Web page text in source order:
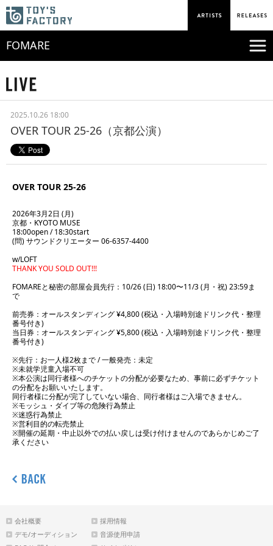
FOMARE
2025.10.26 18:00
OVER TOUR 25-26（京都公演）
OVER TOUR 25-26
2026年3月2日 (月)
京都・KYOTO MUSE
18:00open / 18:30start
(問) サウンドクリエーター 06-6357-4400
w/LOFT
THANK YOU SOLD OUT!!!
FOMAREと秘密の部屋会員先行：10/26 (日) 18:00〜11/3 (月・祝) 23:59ま
で
前売券：オールスタンディング ¥4,800 (税込・入場時別途ドリンク代・整理
番号付き)
当日券：オールスタンディング ¥5,800 (税込・入場時別途ドリンク代・整理
番号付き)
※先行：お一人様2枚まで / 一般発売：未定
※未就学児童入場不可
※本公演は同行者様へのチケットの分配が必要なため、事前に必ずチケット
の分配をお願いいたします。
同行者様に分配が完了していない場合、同行者様はご入場できません。
※モッシュ・ダイブ等の危険行為禁止
※迷惑行為禁止
※営利目的の転売禁止
※開催の延期・中止以外での払い戻しは受け付けませんのであらかじめご了
承ください
会社概要
採用情報
デモ/オーディション
音源使用申請